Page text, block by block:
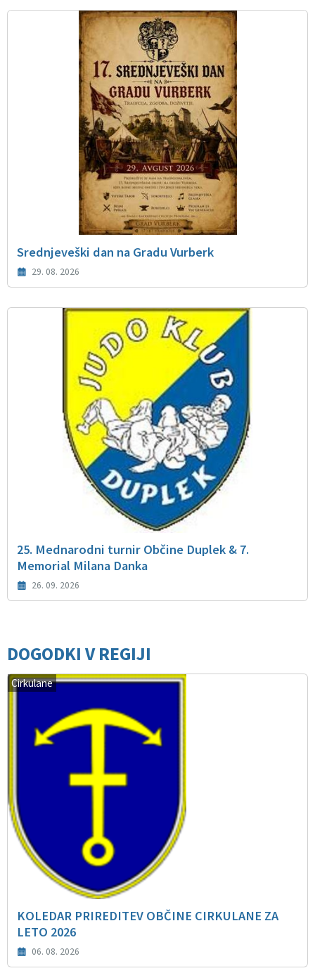
Srednjeveški dan na Gradu Vurberk
29. 08. 2026
25. Mednarodni turnir Občine Duplek & 7.
Memorial Milana Danka
26. 09. 2026
DOGODKI V REGIJI
Cirkulane
KOLEDAR PRIREDITEV OBČINE CIRKULANE ZA
LETO 2026
06. 08. 2026